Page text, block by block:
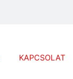
KAPCSOLAT